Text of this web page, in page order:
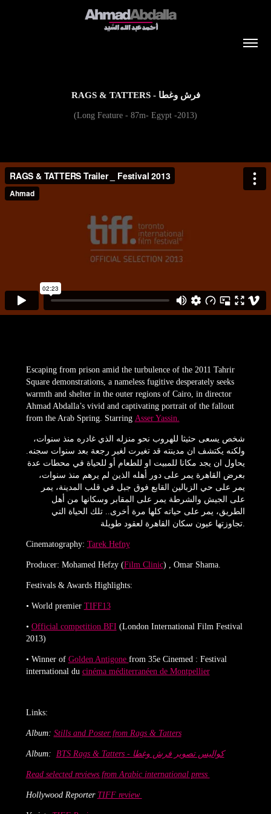
RAGS & TATTERS - فرش وغطا
(Long Feature - 87m- Egypt -2013)
Escaping from prison amid the turbulence of the 2011 Tahrir
Square demonstrations, a nameless fugitive desperately seeks
warmth and shelter in the outer regions of Cairo, in director
Ahmad Abdalla’s vivid and captivating portrait of the fallout
from the Arab Spring. Starring Asser Yassin.
شخص يسعى حثيثا للهروب نحو منزله الذي غادره منذ سنوات،
ولكنه يكتشف ان مدينته قد تغيرت لغير رجعة بعد سنوات سجنه.
يحاول ان يجد مكانا للمبيت او للطعام أو للحياة في محطات عدة
بعرض القاهرة يمر على دور أهله الذين لم يرهم منذ سنوات،
يمر على حي الزبالين القابع فوق جبل في قلب المدينة، يمر
على الجيش والشرطة يمر على المقابر وسكانها من أهل
الطريق، يمر على حياته كلها مرة أخرى.. تلك الحياة التي
تجاوزتها عيون سكان القاهرة لعقود طويلة.
Cinematography: Tarek Hefny
Producer: Mohamed Hefzy (Film Clinic) , Omar Shama.
Festivals & Awards Highlights:
• World premier TIFF13
• Official competition BFI (London International Film Festival
2013)
• Winner of Golden Antigone from 35e Cinemed : Festival
international du cinéma méditerranéen de Montpellier​
Links:
Album: Stills and Poster from Rags & Tatters
Album: BTS Rags & Tatters - كواليس تصوير فرش وغطا
Read selected reviews from Arabic international press
Hollywood Reporter TIFF review